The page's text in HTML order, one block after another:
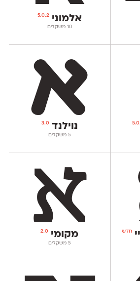
אלמוני5.0.2
‫10 משקלים
נוילנד 3.0
‫5 משקלים
חדש מקומי 2.0
‫5 משקלים